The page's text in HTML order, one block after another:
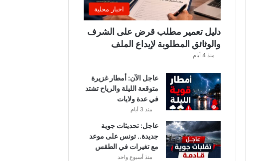
و
ش
ي
ك
ا
ل
ت
ف
ا
ص
ي
ل
اخبار محلية
دليل تعمير مطلب قرض على الشرف
والوثائق المطلوبة لإيداع الملف
منذ 4 أيام
عاجل الآن: أمطار غزيرة
متوقعة الليلة والرياح تشتد
في عدة ولايات
منذ 3 أيام
عاجل: تحديثات جوية
جديدة.. تونس على موعد
مع تغيرات في الطقس
منذ أسبوع واحد